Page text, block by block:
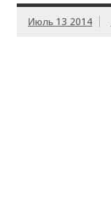
Июль 13 2014